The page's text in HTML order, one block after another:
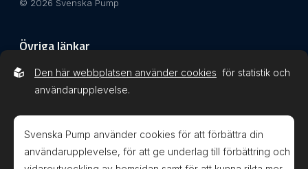
© 2026 Svenska Pump
Övriga länkar
Integritetspolicy
Den här webbplatsen använder cookies för statistik och
användarupplevelse.
Svenska Pump använder cookies för att förbättra din
användarupplevelse, för att ge underlag till förbättring och